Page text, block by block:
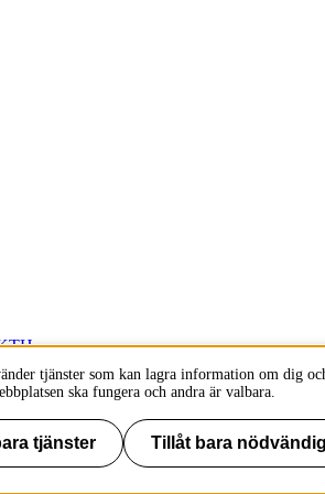
tjänster som kan lagra information om dig
ska fungera och andra är valbara.
tjänster Tillåt bara